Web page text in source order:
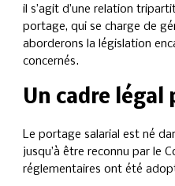
il s’agit d’une relation
portage, qui se charge de
aborderons la législation
concernés.
Un cadre légal
Le portage salarial est né
jusqu’à être reconnu par le
réglementaires ont été